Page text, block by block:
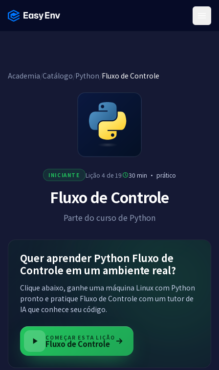
Academia/Catálogo/Python/Fluxo de Controle
INICIANTE Lição 4 de 19 30 min · prático
Fluxo de Controle
Parte do curso de Python
Quer aprender Python Fluxo de
Controle em um ambiente real?
Clique abaixo, ganhe uma máquina Linux com Python
pronto e pratique Fluxo de Controle com um tutor de
IA que conhece seu código.
COMEÇAR ESTA LIÇÃO
Fluxo de Controle